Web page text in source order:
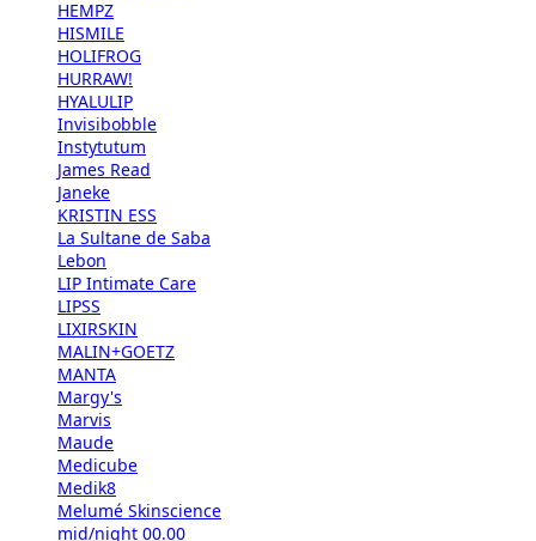
HEMPZ
HISMILE
HOLIFROG
HURRAW!
HYALULIP
Invisibobble
Instytutum
James Read
Janeke
KRISTIN ESS
La Sultane de Saba
Lebon
LIP Intimate Care
LIPSS
LIXIRSKIN
MALIN+GOETZ
MANTA
Margy's
Marvis
Maude
Medicube
Medik8
Melumé Skinscience
mid/night 00.00